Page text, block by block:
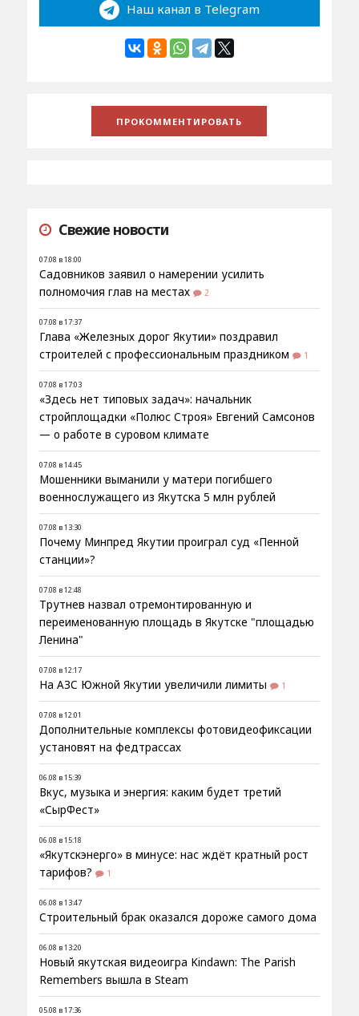
Наш канал в Telegram
Свежие новости
07.08 в 18:00
Садовников заявил о намерении усилить
полномочия глав на местах
2
07.08 в 17:37
Глава «Железных дорог Якутии» поздравил
строителей с профессиональным праздником
1
07.08 в 17:03
«Здесь нет типовых задач»: начальник
стройплощадки «Полюс Строя» Евгений Самсонов
— о работе в суровом климате
07.08 в 14:45
Мошенники выманили у матери погибшего
военнослужащего из Якутска 5 млн рублей
07.08 в 13:30
Почему Минпред Якутии проиграл суд «Пенной
станции»?
07.08 в 12:48
Трутнев назвал отремонтированную и
переименованную площадь в Якутске "площадью
Ленина"
07.08 в 12:17
На АЗС Южной Якутии увеличили лимиты 1
07.08 в 12:01
Дополнительные комплексы фотовидеофиксации
установят на федтрассах
06.08 в 15:39
Вкус, музыка и энергия: каким будет третий
«СырФест»
06.08 в 15:18
«Якутскэнерго» в минусе: нас ждёт кратный рост
тарифов?
1
06.08 в 13:47
Строительный брак оказался дороже самого дома
06.08 в 13:20
Новый якутская видеоигра Kindawn: The Parish
Remembers вышла в Steam
05.08 в 17:36